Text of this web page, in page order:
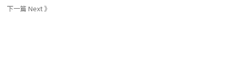
下一篇 Next 》